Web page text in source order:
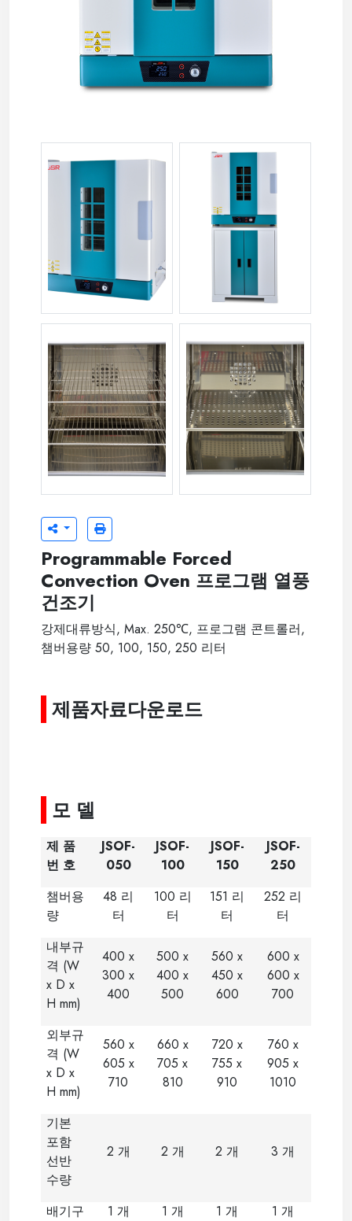
모델 JSOF-150 프로그래머블 강제대류건조기 150리터
JSOF-100 /w 캐비넷 스탠드 (
SUS304 와이어선반 (기본)SUS304 타공선반 (옵션)
Programmable Forced
Convection Oven 프로그램 열풍
건조기
강제대류방식, Max. 250℃, 프로그램 콘트롤러,
챔버용량 50, 100, 150, 250 리터
제품자료다운로드
모 델
제 품
번 호
JSOF-
050
JSOF-
100
JSOF-
150
JSOF-
250
챔버용
량
48 리
터
100 리
터
151 리
터
252 리
터
내부규
격 (W
x D x
H mm)
400 x
300 x
400
500 x
400 x
500
560 x
450 x
600
600 x
600 x
700
외부규
격 (W
x D x
H mm)
560 x
605 x
710
660 x
705 x
810
720 x
755 x
910
760 x
905 x
1010
기본
포함
선반
수량
2 개 2 개 2 개 3 개
배기구 1 개 1 개 1 개 1 개